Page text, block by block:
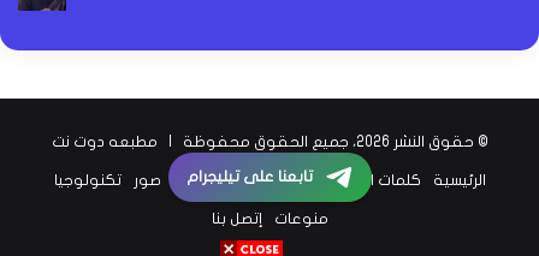
© حقوق النشر 2026، جميع الحقوق محفوظة | مطبعه دوت نت
الرئيسية كلمات اغاني اخبار الفن اخبار الرياضة صور تكنولوجيا
منوعات إتصل بنا
تابعنا على تيليجرام